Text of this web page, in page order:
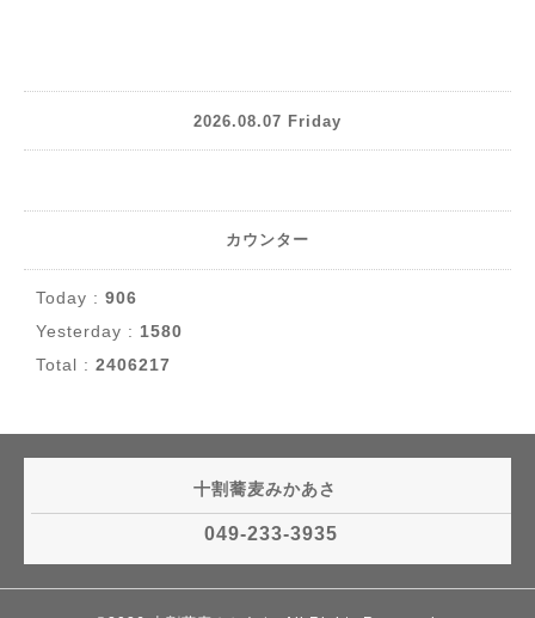
2026.08.07 Friday
カウンター
Today : 906
Yesterday : 1580
Total : 2406217
十割蕎麦みかあさ
049-233-3935